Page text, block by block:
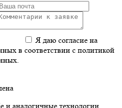
Я даю согласие на
в соответствии с политикой
аналогичные технологии